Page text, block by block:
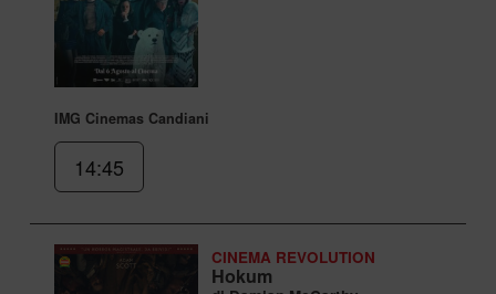
IMG Cinemas Candiani
14:45
CINEMA REVOLUTION
Hokum